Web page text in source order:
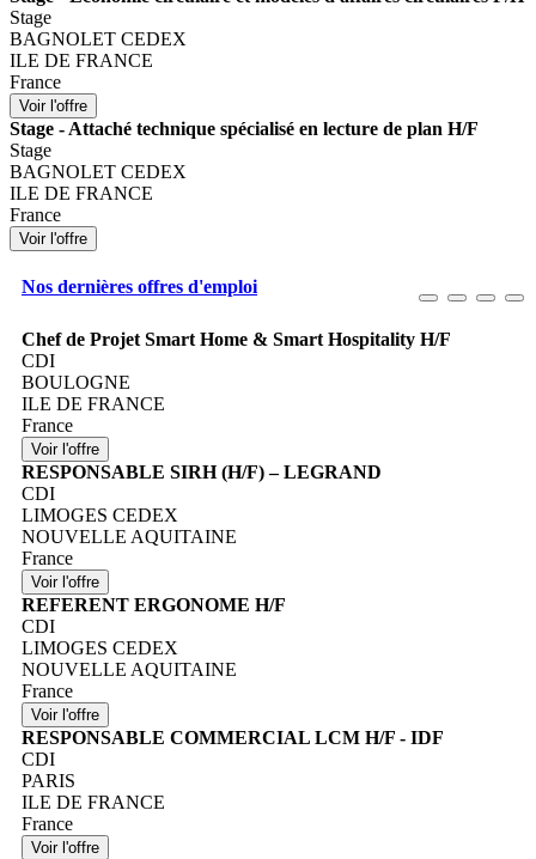
Stage
BAGNOLET CEDEX
ILE DE FRANCE
France
Stage - Attaché technique spécialisé en lecture de plan H/F
Stage
BAGNOLET CEDEX
ILE DE FRANCE
France
Nos dernières offres d'emploi
Chef de Projet Smart Home & Smart Hospitality H/F
CDI
BOULOGNE
ILE DE FRANCE
France
RESPONSABLE SIRH (H/F) – LEGRAND
CDI
LIMOGES CEDEX
NOUVELLE AQUITAINE
France
REFERENT ERGONOME H/F
CDI
LIMOGES CEDEX
NOUVELLE AQUITAINE
France
RESPONSABLE COMMERCIAL LCM H/F - IDF
CDI
PARIS
ILE DE FRANCE
France